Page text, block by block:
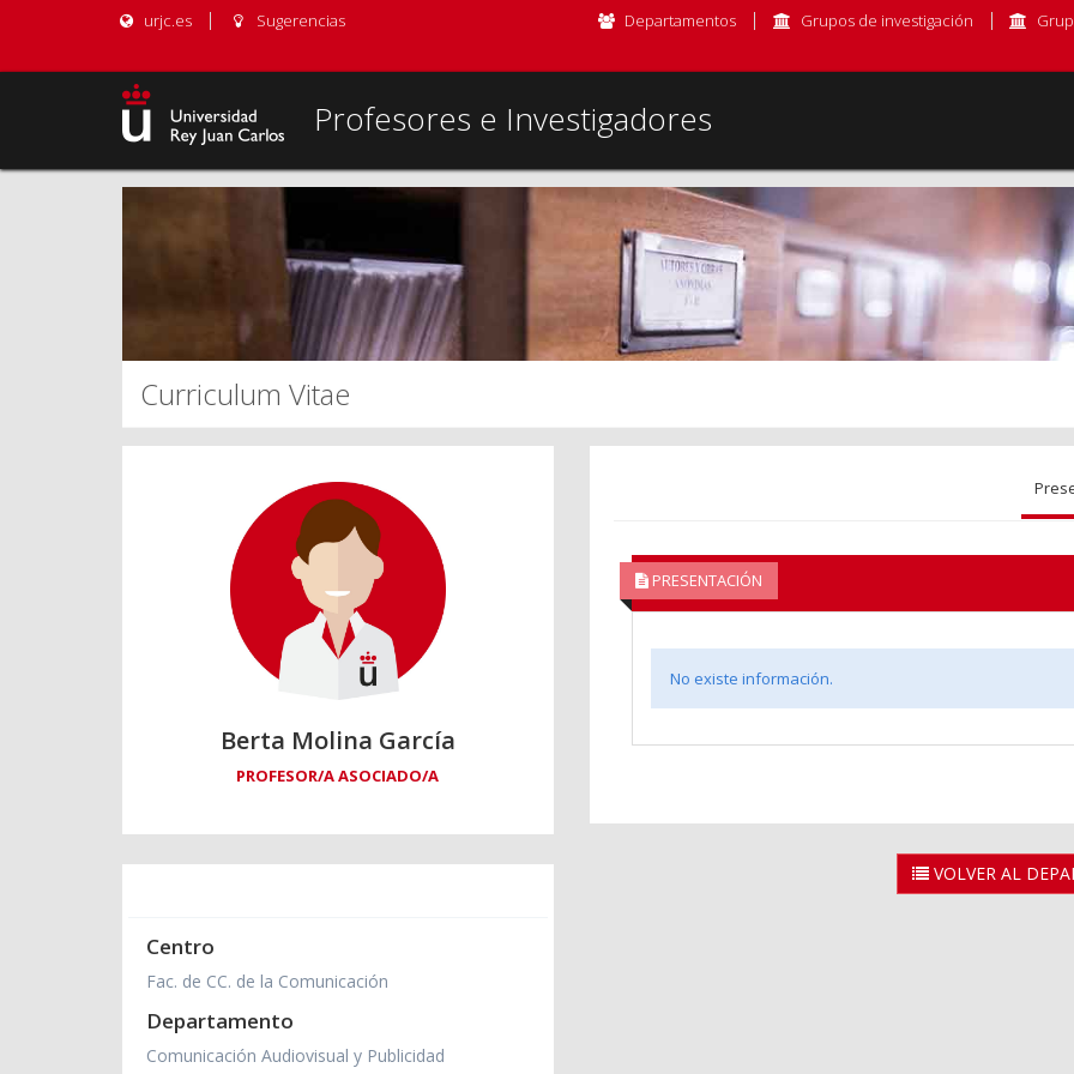
urjc.es Sugerencias Departamentos Grupos de investigación
Profesores e Investigadores
Curriculum Vitae
Berta Molina García
PROFESOR/A ASOCIADO/A
Centro
Fac. de CC. de la Comunicación
Departamento
Comunicación Audiovisual y Publicidad
PRESENTACIÓN
No existe información.
VOLVER AL